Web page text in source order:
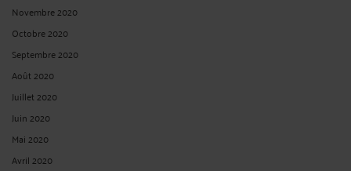
Novembre 2020
Octobre 2020
Septembre 2020
Août 2020
Juillet 2020
Juin 2020
Mai 2020
Avril 2020